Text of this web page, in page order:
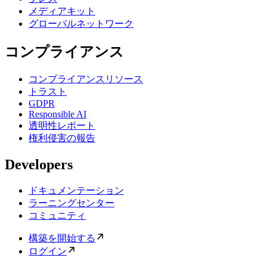
メディアキット
グローバルネットワーク
コンプライアンス
コンプライアンスリソース
トラスト
GDPR
Responsible AI
透明性レポート
権利侵害の報告
Developers
ドキュメンテーション
ラーニングセンター
コミュニティ
構築を開始する
ログイン